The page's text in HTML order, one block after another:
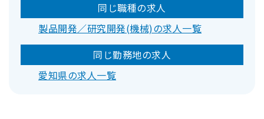
同じ職種の求人
製品開発／研究開発(機械)の求人一覧
同じ勤務地の求人
愛知県の求人一覧